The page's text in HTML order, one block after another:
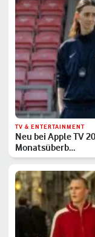
TV & ENTERTAINMENT
Neu bei Apple TV
Monatsüberb…